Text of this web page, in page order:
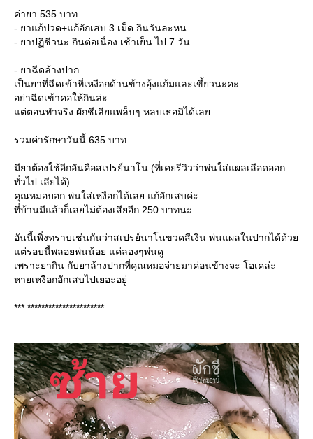
ค่ายา 535 บาท
- ยาแก้ปวด+แก้อักเสบ 3 เม็ด กินวันละหน
- ยาปฏิชีวนะ กินต่อเนื่อง เช้าเย็น ไป 7 วัน
- ยาฉีดล้างปาก
เป็นยาที่ฉีดเข้าที่เหงือกด้านข้างอุ้งแก้มและเขี้ยวนะคะ
อย่าฉีดเข้าคอให้กินล่ะ
ต่ตอนทำจริง ผักชีเลียแพล็บๆ หลบเธอมิได้เล
รวมค่ารักษาวันนี้ 635 บาท
มียาต้องใช้อีกอันคือสเปรย์นาโน (ที่เคยรีวิวว่าพ่นใส่แผลเลือดออก
ทั่วไป เลียได้)
คุณหมอบอก พ่นใส่เหงือกได้เลย แก้อักเสบค่ะ
ที่บ้านมีแล้วก็เลยไม่ต้องเสียอีก 250 บาทนะ
อันนี้เพิ่งทราบเช่นกันว่าสเปรย์นาโนขวดสีเงิน พ่นแผลในปากได้ด้ว
ต่รอบนี้พลอยพ่นน้อย แค่ลองๆพ่นดู
เพราะยากิน กับยาล้างปากที่คุณหมอจ่ายมาค่อนข้างจะ โอเคล่ะ
หายเหงือกอักเสบไปเยอะอยู่
*** **********************